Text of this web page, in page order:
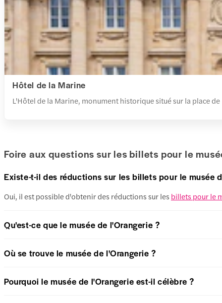
Hôtel de la Marine
L'Hôtel de la Marine, monument historique situé sur la place
Foire aux questions sur les billets pour le
Existe-t-il des réductions sur les billets pour le musée
Oui, il est possible d'obtenir des réductions sur les billets pour le
Qu'est-ce que le musée de l'Orangerie ?
Où se trouve le musée de l'Orangerie ?
Pourquoi le musée de l'Orangerie est-il célèbre ?